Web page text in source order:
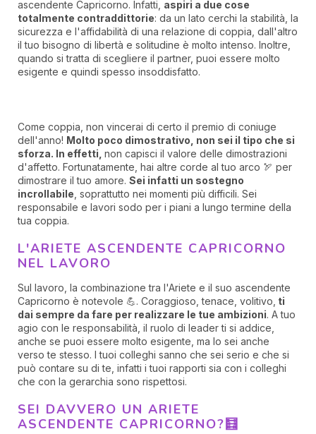
ascendente Capricorno. Infatti, aspiri a due cose
totalmente contraddittorie: da un lato cerchi la stabilità, la
sicurezza e l'affidabilità di una relazione di coppia, dall'altro
il tuo bisogno di libertà e solitudine è molto intenso. Inoltre,
quando si tratta di scegliere il partner, puoi essere molto
esigente e quindi spesso insoddisfatto.
Come coppia, non vincerai di certo il premio di coniuge
dell'anno! Molto poco dimostrativo, non sei il tipo che si
sforza. In effetti, non capisci il valore delle dimostrazioni
d'affetto. Fortunatamente, hai altre corde al tuo arco 🏹 per
dimostrare il tuo amore. Sei infatti un sostegno
incrollabile , soprattutto nei momenti più difficili. Sei
responsabile e lavori sodo per i piani a lungo termine della
tua coppia.
L'ARIETE ASCENDENTE CAPRICORNO
NEL LAVORO
Sul lavoro, la combinazione tra l'Ariete e il suo ascendente
Capricorno è notevole 💪. Coraggioso, tenace, volitivo, ti
dai sempre da fare per realizzare le tue ambizioni. A tuo
agio con le responsabilità, il ruolo di leader ti si addice,
anche se puoi essere molto esigente, ma lo sei anche
verso te stesso. I tuoi colleghi sanno che sei serio e che si
può contare su di te, infatti i tuoi rapporti sia con i colleghi
che con la gerarchia sono rispettosi.
SEI DAVVERO UN ARIETE
ASCENDENTE CAPRICORNO?🧮